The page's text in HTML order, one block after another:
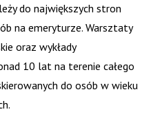
do największych stron
na emeryturze. Warsztaty
oraz wykłady
10 lat na terenie całego
do osób w wieku